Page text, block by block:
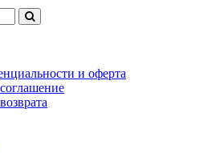
и оферта